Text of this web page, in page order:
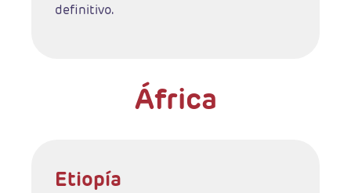
definitivo.
África
Etiopía